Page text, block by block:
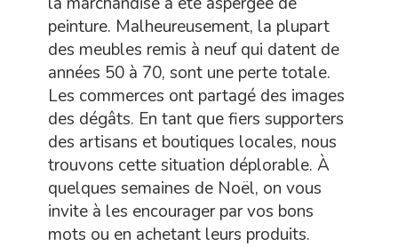
peinture. Malheureusement, la plupart
des meubles remis à neuf qui datent de
années 50 à 70, sont une perte totale.
Les commerces ont partagé des images
des dégâts. En tant que fiers supporters
des artisans et boutiques locales, nous
trouvons cette situation déplorable. À
quelques semaines de Noël, on vous
invite à les encourager par vos bons
mots ou en achetant leurs produits.